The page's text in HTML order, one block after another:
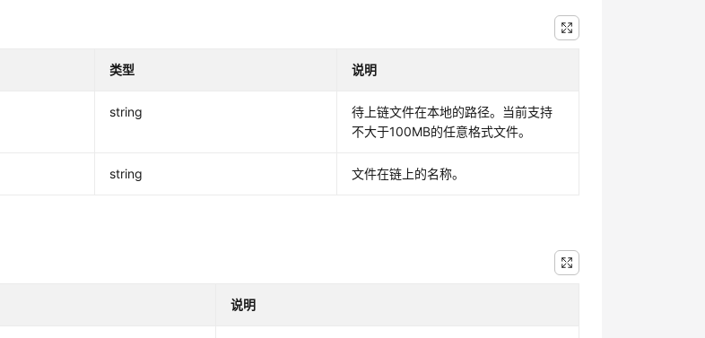
类型 说明
string
待上链文件在本地的路径。当前支持
不大于100MB的任意格式文件。
string 文件在链上的名称。
说明